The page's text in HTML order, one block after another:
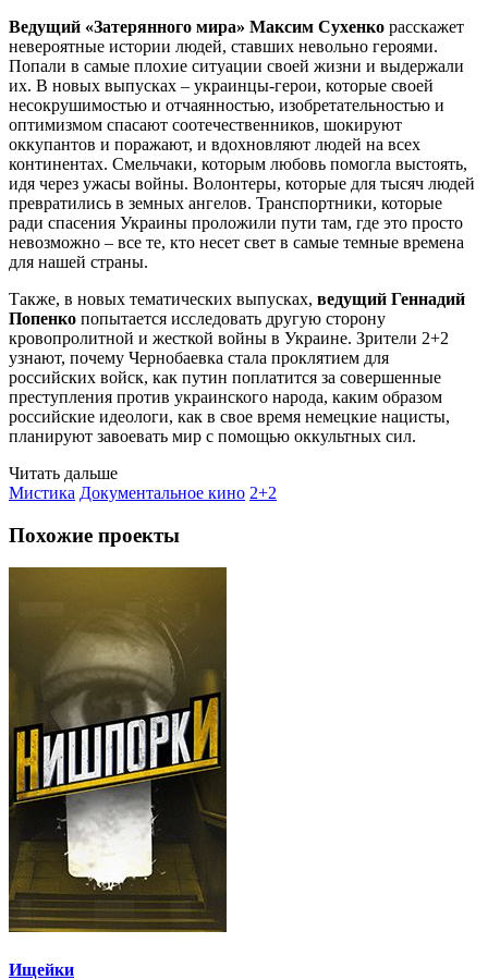
Ведущий «Затерянного мира» Максим Сухенко расскажет
невероятные истории людей, ставших невольно героями.
Попали в самые плохие ситуации своей жизни и выдержали
их. В новых выпусках – украинцы-герои, которые своей
несокрушимостью и отчаянностью, изобретательностью и
оптимизмом спасают соотечественников, шокируют
оккупантов и поражают, и вдохновляют людей на всех
континентах. Смельчаки, которым любовь помогла выстоять,
идя через ужасы войны. Волонтеры, которые для тысяч людей
превратились в земных ангелов. Транспортники, которые
ради спасения Украины проложили пути там, где это просто
невозможно – все те, кто несет свет в самые темные времена
для нашей страны.
Также, в новых тематических выпусках, ведущий Геннадий
Попенко попытается исследовать другую сторону
кровопролитной и жесткой войны в Украине. Зрители 2+2
узнают, почему Чернобаевка стала проклятием для
российских войск, как путин поплатится за совершенные
преступления против украинского народа, каким образом
российские идеологи, как в свое время немецкие нацисты,
планируют завоевать мир с помощью оккультных сил.
Читать дальше
Мистика Документальное кино 2+2
Похожие проекты
Ищейки